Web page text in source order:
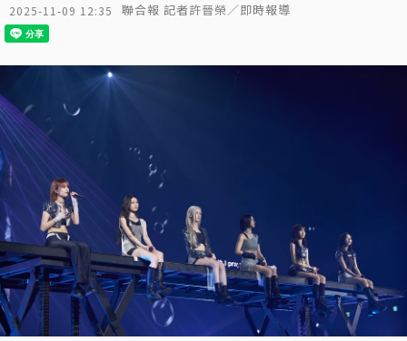
2025-11-09 12:35 聯合報 記者許晉榮／即時報導